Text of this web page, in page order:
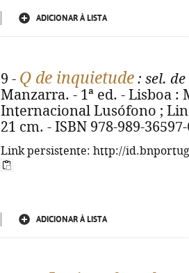
ADICIONAR À LISTA
9 - Q de inquietude : sel.
Manzarra. - 1ª ed. - Lisboa
Internacional Lusófono ;
21 cm. - ISBN 978-989-
Link persistente: http://
ADICIONAR À LISTA